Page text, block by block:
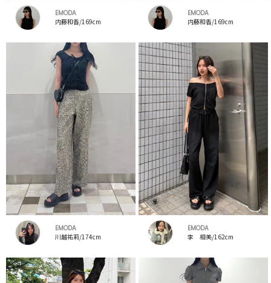
EMODA
内藤和香/169cm
EMODA
内藤和香/169cm
EMODA
川越祐莉/174cm
EMODA
李 相美/162cm